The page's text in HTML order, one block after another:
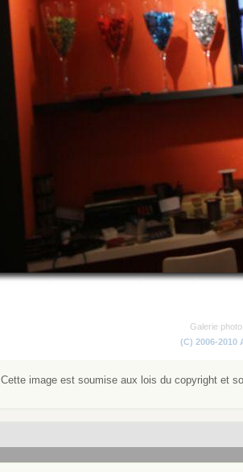
Galerie
(C) 2006-2010
Cette image est soumise aux lois du copyright et